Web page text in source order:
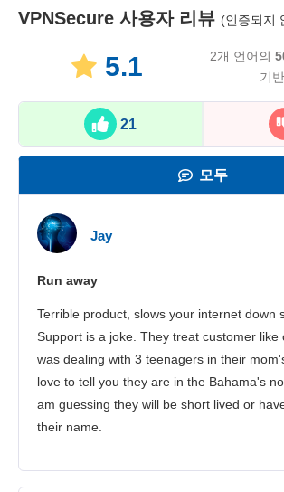
VPNSecure 사용자 리뷰 (인증되지
5.1 2개 언어의
기반
21
모두
고객 서비스
Jay
Run away
Terrible product, slows your internet down
Support is a joke. They treat customer like
was dealing with 3 teenagers in their
love to tell you they are in the Bahama's
am guessing they will be short lived or
their name.